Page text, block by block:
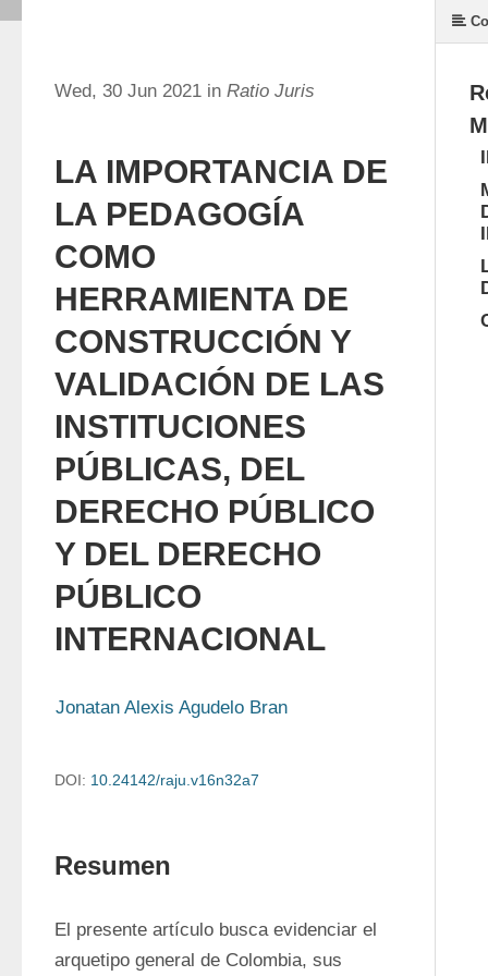
Wed, 30 Jun 2021 in Ratio Juris
LA IMPORTANCIA DE
LA PEDAGOGÍA
COMO
HERRAMIENTA DE
CONSTRUCCIÓN Y
VALIDACIÓN DE LAS
INSTITUCIONES
PÚBLICAS, DEL
DERECHO PÚBLICO
Y DEL DERECHO
PÚBLICO
INTERNACIONAL
Jonatan Alexis Agudelo Bran
DOI: 10.24142/raju.v16n32a7
Resumen
El presente artículo busca evidenciar el
arquetipo general de Colombia, sus